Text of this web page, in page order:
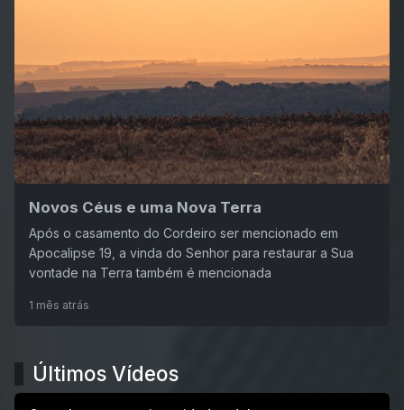
Novos Céus e uma Nova Terra
Após o casamento do Cordeiro ser mencionado em
Apocalipse 19, a vinda do Senhor para restaurar a Sua
vontade na Terra também é mencionada
1 mês atrás
Últimos Vídeos